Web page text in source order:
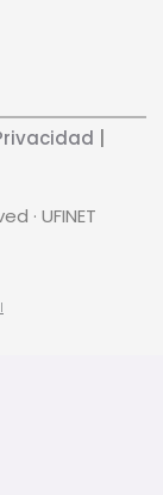
|
· UFINET